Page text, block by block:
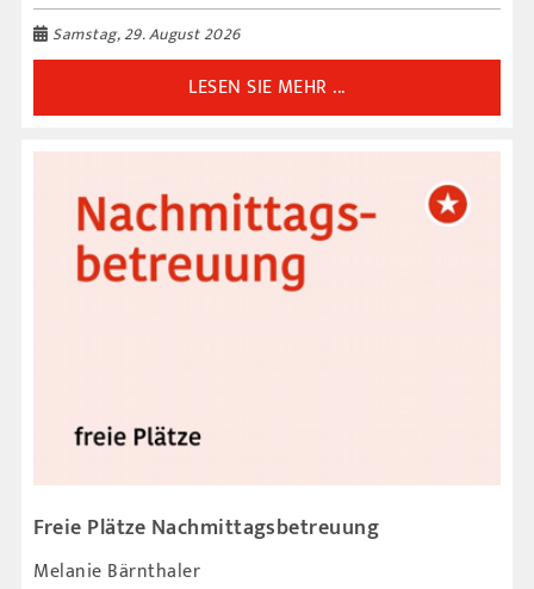
Samstag, 29. August 2026
LESEN SIE MEHR ...
Freie Plätze Nachmittagsbetreuung
Melanie Bärnthaler